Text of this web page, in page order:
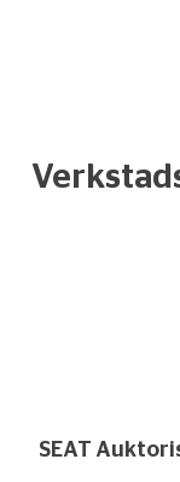
SEAT